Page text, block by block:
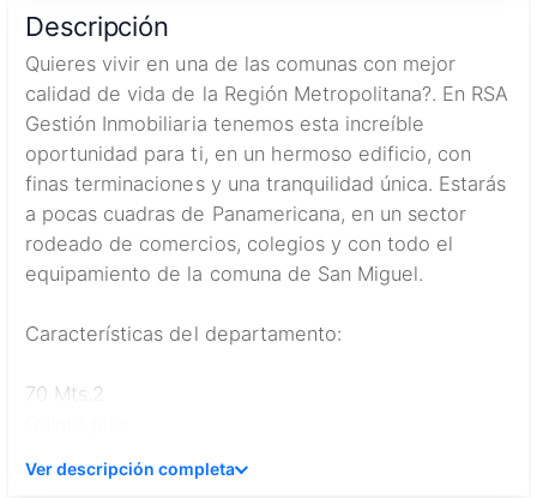
Descripción
Quieres vivir en una de las comunas con mejor
calidad de vida de la Región Metropolitana?. En RSA
Gestión Inmobiliaria tenemos esta increíble
oportunidad para ti, en un hermoso edificio, con
finas terminaciones y una tranquilidad única. Estarás
a pocas cuadras de Panamericana, en un sector
rodeado de comercios, colegios y con todo el
equipamiento de la comuna de San Miguel.
Características del departamento:
70 Mts.2
2 Baños, principal en suite
Ver descripción completa